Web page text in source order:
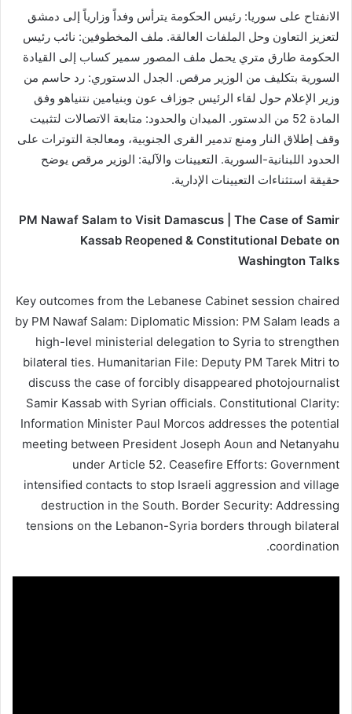
الانفتاح على سوريا: رئيس الحكومة يترأس وفداً وزارياً إلى دمشق
لتعزيز التعاون وحل الملفات العالقة. ملف المخطوفين: نائب رئيس
الحكومة طارق متري يحمل ملف المصور سمير كساب إلى القيادة
السورية بتكليف من الوزير مرقص. الجدل الدستوري: رد حاسم من
وزير الإعلام حول لقاء الرئيس جوزاف عون وبنيامين نتنياهو وفق
المادة 52 من الدستور. الميدان والحدود: متابعة الاتصالات لتثبيت
وقف إطلاق النار ومنع تدمير القرى الجنوبية، ومعالجة التوترات على
الحدود اللبنانية-السورية. التعيينات والآلية: الوزير مرقص يوضح
حقيقة استثناءات التعيينات الإدارية.
PM Nawaf Salam to Visit Damascus | The Case of Samir
Kassab Reopened & Constitutional Debate on
Washington Talks
Key outcomes from the Lebanese Cabinet session chaired
by PM Nawaf Salam: Diplomatic Mission: PM Salam leads a
high-level ministerial delegation to Syria to strengthen
bilateral ties. Humanitarian File: Deputy PM Tarek Mitri to
discuss the case of forcibly disappeared photojournalist
Samir Kassab with Syrian officials. Constitutional Clarity:
Information Minister Paul Morcos addresses the potential
meeting between President Joseph Aoun and Netanyahu
under Article 52. Ceasefire Efforts: Government
intensified contacts to stop Israeli aggression and village
destruction in the South. Border Security: Addressing
tensions on the Lebanon-Syria borders through bilateral
coordination.